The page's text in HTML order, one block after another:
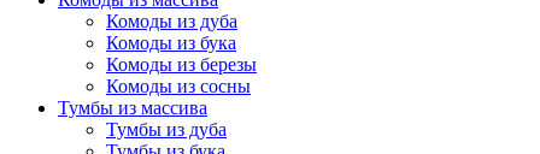
Комоды из дуба
Комоды из бука
Комоды из березы
Комоды из сосны
Тумбы из массива
Тумбы из дуба